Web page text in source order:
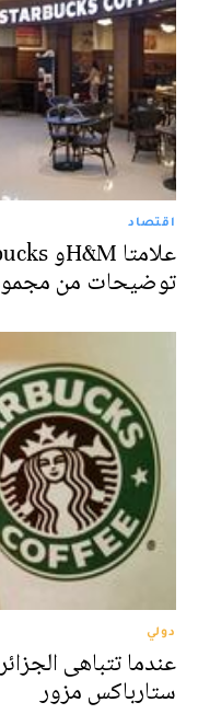
اقتصاد
توضيحات من
دولي
عندما تتباهى
ستارباكس مزور